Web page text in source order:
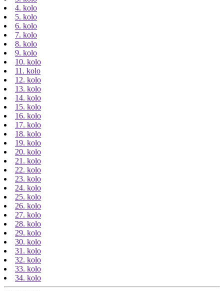
4. kolo
5. kolo
6. kolo
7. kolo
8. kolo
9. kolo
10. kolo
11. kolo
12. kolo
13. kolo
14. kolo
15. kolo
16. kolo
17. kolo
18. kolo
19. kolo
20. kolo
21. kolo
22. kolo
23. kolo
24. kolo
25. kolo
26. kolo
27. kolo
28. kolo
29. kolo
30. kolo
31. kolo
32. kolo
33. kolo
34. kolo